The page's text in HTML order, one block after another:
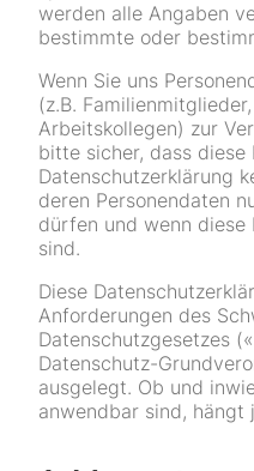
werden alle Angaben
bestimmte oder
Wenn Sie uns
(z.B.
Arbeitskollegen) zur
bitte sicher, dass diese
Datenschutzerklärung
deren Personendaten
dürfen und wenn diese
sind.
Diese
Anforderungen des
Datenschutzgesetzes
Datenschutz-
ausgelegt. Ob und
anwendbar sind, hängt